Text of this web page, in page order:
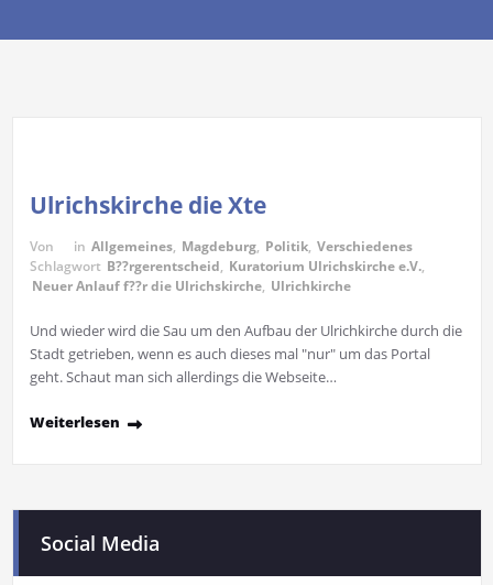
Ulrichskirche die Xte
Von in Allgemeines, Magdeburg, Politik, Verschiedenes
Schlagwort B??rgerentscheid, Kuratorium Ulrichskirche e.V.,
Neuer Anlauf f??r die Ulrichskirche, Ulrichkirche
Und wieder wird die Sau um den Aufbau der Ulrichkirche durch die
Stadt getrieben, wenn es auch dieses mal "nur" um das Portal
geht. Schaut man sich allerdings die Webseite…
Weiterlesen
Social Media